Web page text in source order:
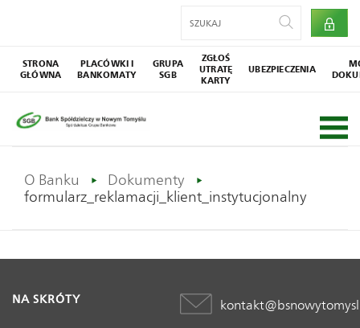
STRONA
GŁÓWNA
PLACÓWKI I
BANKOMATY
GRUPA
SGB
ZGŁOŚ
UTRATĘ
KARTY
UBEZPIECZENIA
O Banku
Dokumenty
formularz_reklamacji_klient_instytucjonalny
NA SKRÓTY